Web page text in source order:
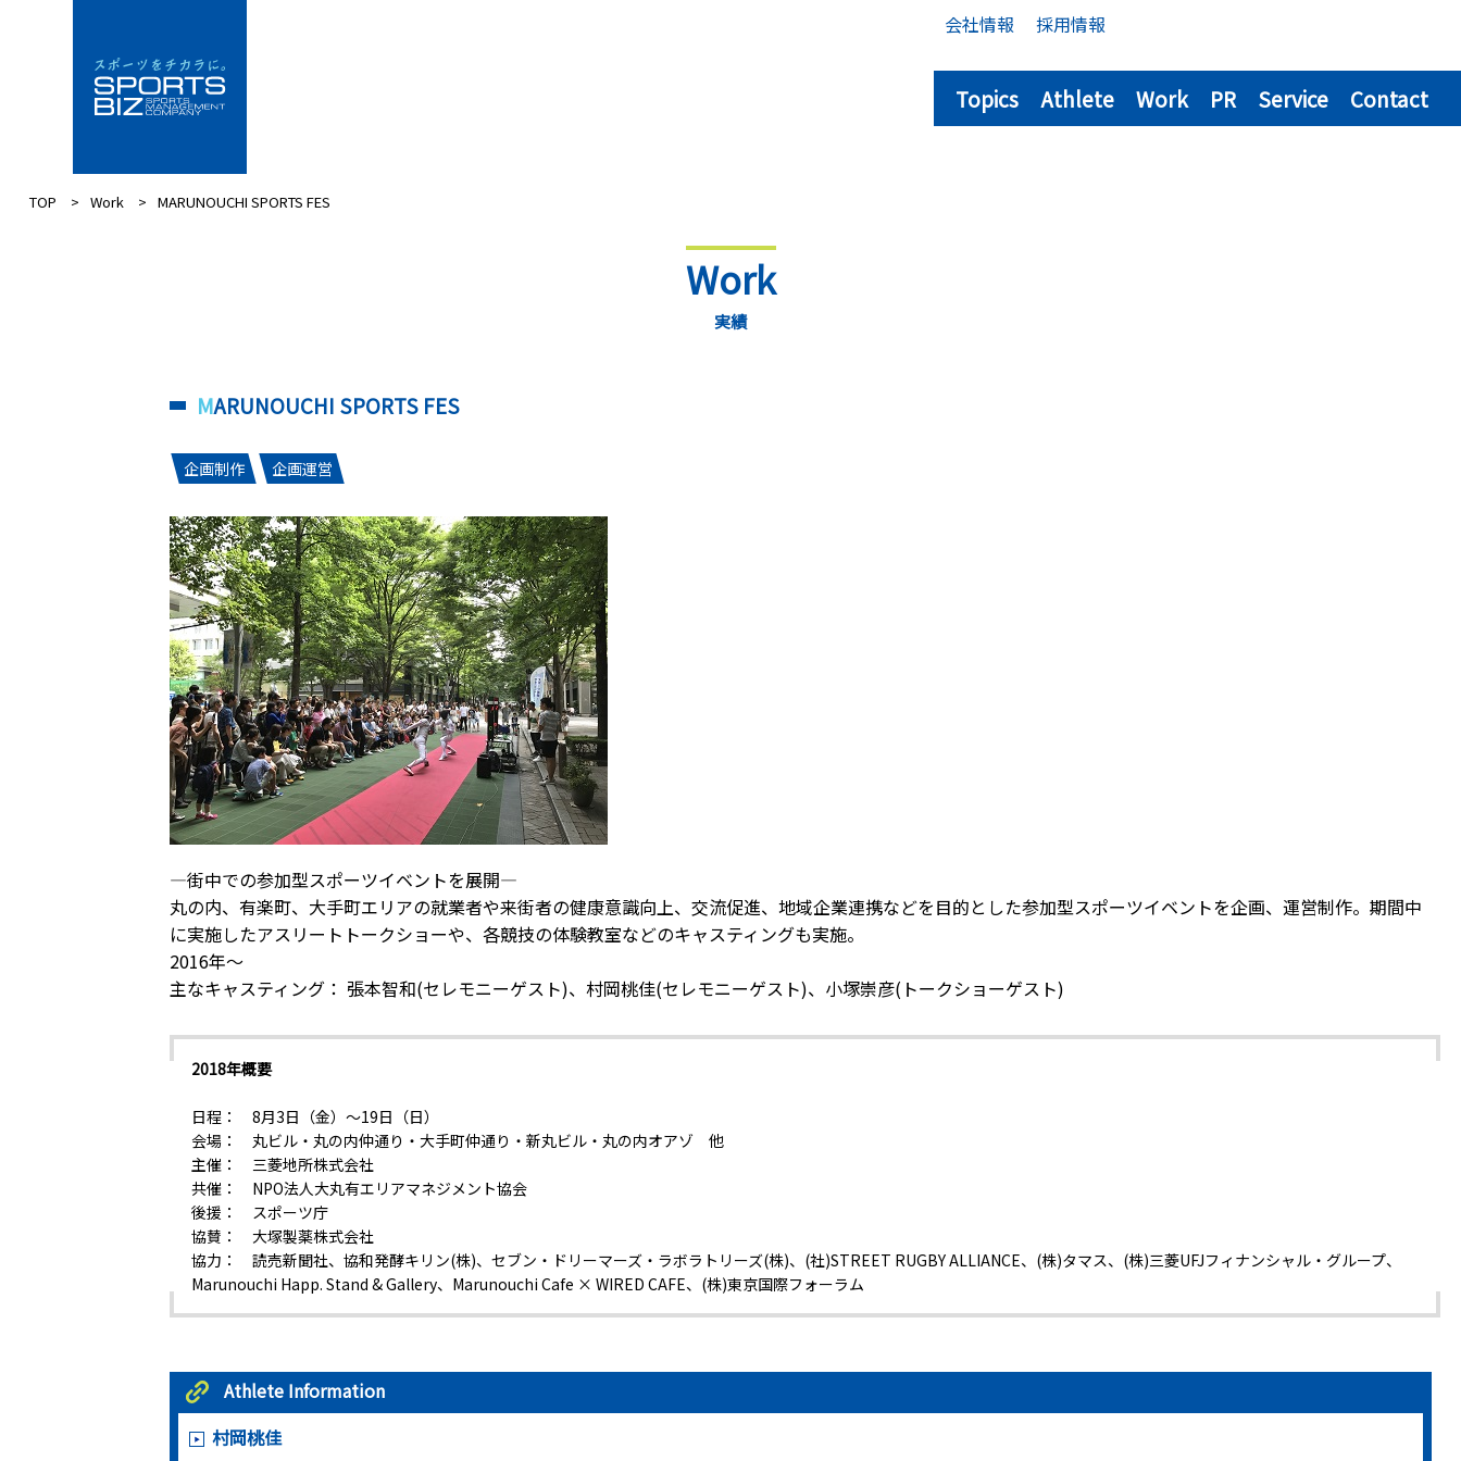
会社情報 採用情報
Topics Athlete Work PR Service Contact
TOP Work MARUNOUCHI SPORTS FES
Work
実績
MARUNOUCHI SPORTS FES
企画制作 企画運営
―街中での参加型スポーツイベントを展開―
丸の内、有楽町、大手町エリアの就業者や来街者の健康意識向上、交流促進、地域企業連携などを目的とした参加型スポーツイベントを企画、運営制作。期間中
に実施したアスリートトークショーや、各競技の体験教室などのキャスティングも実施。
2016年～
主なキャスティング： 張本智和(セレモニーゲスト)、村岡桃佳(セレモニーゲスト)、小塚崇彦(トークショーゲスト)
2018年概要
日程： 8月3日（金）～19日（日）
会場： 丸ビル・丸の内仲通り・大手町仲通り・新丸ビル・丸の内オアゾ 他
主催： 三菱地所株式会社
共催： NPO法人大丸有エリアマネジメント協会
後援： スポーツ庁
協賛： 大塚製薬株式会社
協力： 読売新聞社、協和発酵キリン(株)、セブン・ドリーマーズ・ラボラトリーズ(株)、(社)STREET RUGBY ALLIANCE、(株)タマス、(株)三菱UFJフィナンシャル・グループ、
Marunouchi Happ. Stand & Gallery、Marunouchi Cafe × WIRED CAFE、(株)東京国際フォーラム
Athlete Information
村岡桃佳